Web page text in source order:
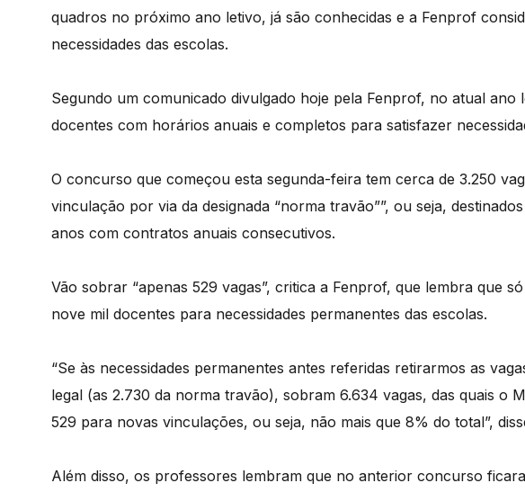
quadros no próximo ano letivo, já são conhecidas e a Fenprof
necessidades das escolas.
Segundo um comunicado divulgado hoje pela Fenprof, no atual
docentes com horários anuais e completos para satisfazer
O concurso que começou esta segunda-feira tem cerca de 3.250
vinculação por via da designada “norma travão””, ou seja,
anos com contratos anuais consecutivos.
Vão sobrar “apenas 529 vagas”, critica a Fenprof, que lembra que
nove mil docentes para necessidades permanentes das escolas.
“Se às necessidades permanentes antes referidas retirarmos as
legal (as 2.730 da norma travão), sobram 6.634 vagas, das quais o
529 para novas vinculações, ou seja, não mais que 8% do total”,
Além disso, os professores lembram que no anterior concurso